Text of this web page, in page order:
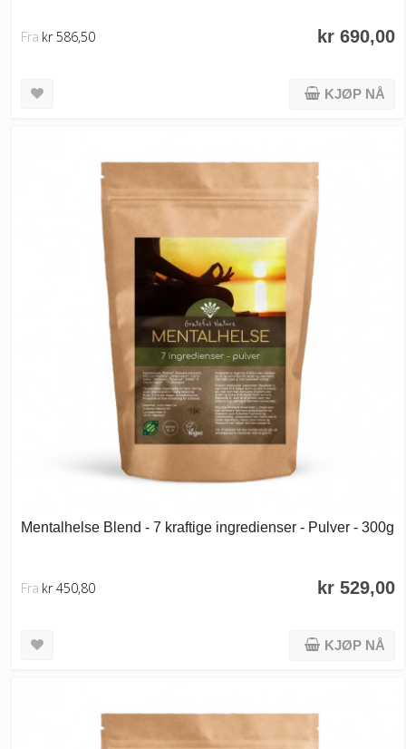
kr 690,00
Fra kr 586,50
KJØP NÅ
Mentalhelse Blend - 7 kraftige ingredienser - Pulver - 300g
kr 529,00
Fra kr 450,80
KJØP NÅ